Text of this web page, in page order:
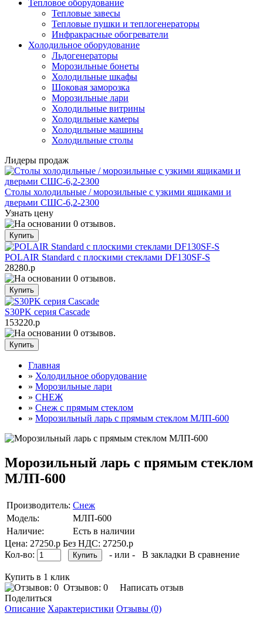
Тепловое оборудование
Тепловые завесы
Тепловые пушки и теплогенераторы
Инфракрасные обогреватели
Холодильное оборудование
Льдогенераторы
Морозильные бонеты
Холодильные шкафы
Шоковая заморозка
Морозильные лари
Холодильные витрины
Холодильные камеры
Холодильные машины
Холодильные столы
Лидеры продаж
Столы холодильные / морозильные с узкими ящиками и
дверьми СШС-6,2-2300
Узнать цену
POLAIR Standard с плоскими стеклами DF130SF-S
28280.р
S30PK серия Cascade
153220.р
Главная
» Холодильное оборудование
» Морозильные лари
» СНЕЖ
» Снеж с прямым стеклом
» Морозильный ларь с прямым стеклом МЛП-600
Морозильный ларь с прямым стеклом
МЛП-600
Производитель: Снеж
Модель:
МЛП-600
Наличие:
Есть в наличии
Цена: 27250.р Без НДС: 27250.р
Кол-во:
- или - В закладки В сравнение
Купить в 1 клик
Отзывов: 0
Написать отзыв
Поделиться
Описание Характеристики Отзывы (0)